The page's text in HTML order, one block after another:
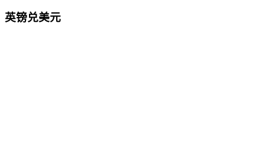
英镑兑美元